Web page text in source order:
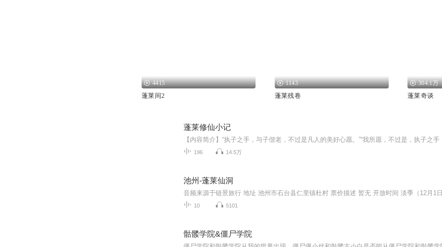
4415
蓬莱间2
1143
蓬莱残卷
304.1万
蓬莱奇谈
蓬莱修仙小记
196 14.5万
池州-蓬莱仙洞
10 5101
骷髅学院&僵尸学院